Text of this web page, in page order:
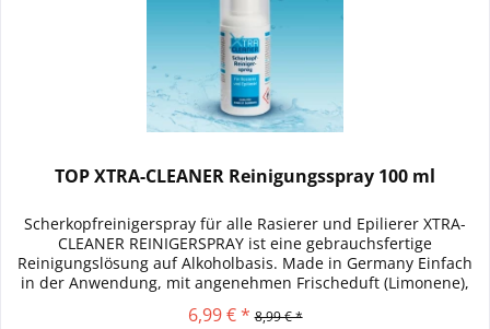
TOP XTRA-CLEANER Reinigungsspray 100 ml
Scherkopfreinigerspray für alle Rasierer und Epilierer XTRA-
CLEANER REINIGERSPRAY ist eine gebrauchsfertige
Reinigungslösung auf Alkoholbasis. Made in Germany Einfach
in der Anwendung, mit angenehmen Frischeduft (Limonene),
6,99 € * 8,99 € *